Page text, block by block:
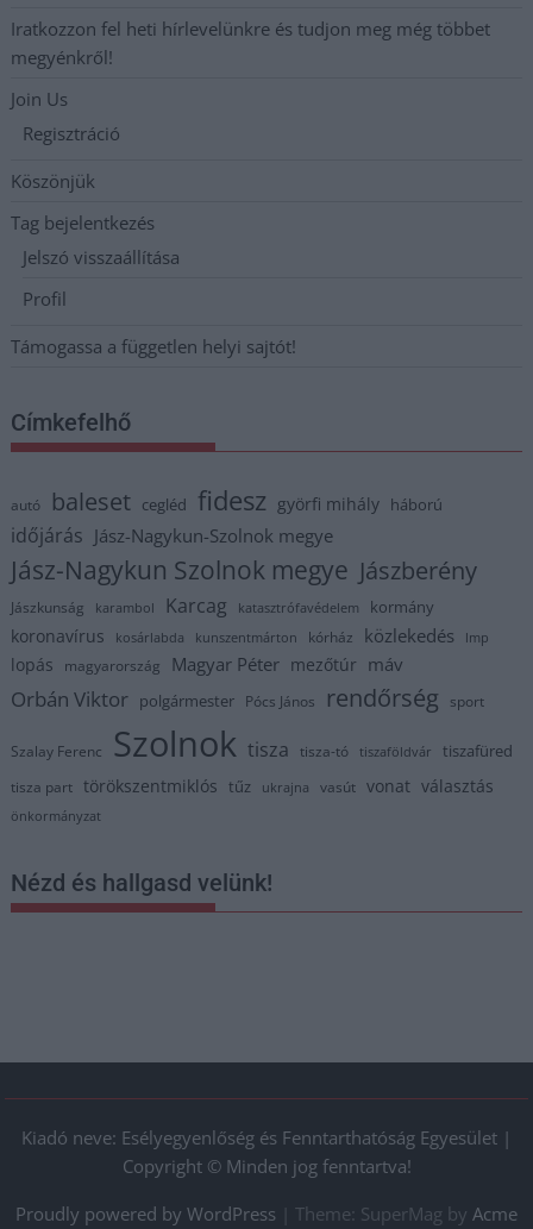
Iratkozzon fel heti hírlevelünkre és tudjon meg még többet
megyénkről!
Join Us
Regisztráció
Köszönjük
Tag bejelentkezés
Jelszó visszaállítása
Profil
Támogassa a független helyi sajtót!
Címkefelhő
autó baleset cegléd fidesz györfi mihály háború
időjárás Jász-Nagykun-Szolnok megye
Jász-Nagykun Szolnok megye Jászberény
Jászkunság karambol Karcag katasztrófavédelem kormány
koronavírus kosárlabda kunszentmárton kórház közlekedés lmp
lopás magyarország Magyar Péter mezőtúr máv
Orbán Viktor polgármester Pócs János rendőrség sport
Szalay Ferenc Szolnok tisza tisza-tó tiszaföldvár tiszafüred
tisza part törökszentmiklós tűz ukrajna vasút vonat választás
önkormányzat
Nézd és hallgasd velünk!
Kiadó neve: Esélyegyenlőség és Fenntarthatóság Egyesület |
Copyright © Minden jog fenntartva!
Proudly powered by WordPress
Theme: SuperMag by Acme